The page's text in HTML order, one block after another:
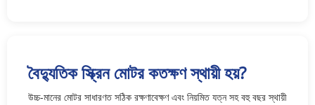
বৈদ্যুতিক স্ক্রিন মোটর কতক্ষণ স্থায়ী হয়?
উচ্চ-মানের মোটর সাধারণত সঠিক রক্ষণাবেক্ষণ এবং নিয়মিত যত্ন সহ বহু বছর স্থায়ী